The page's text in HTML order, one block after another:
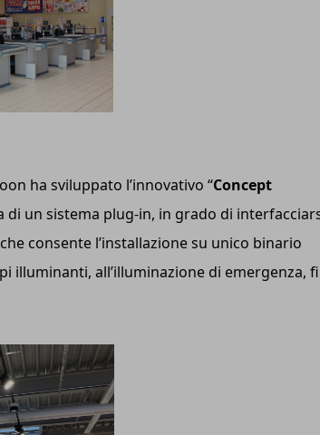
ha sviluppato l’innovativo “Concept
di un sistema plug-in, in grado di
consente l’installazione su unico binario
all’illuminazione di emergenza,